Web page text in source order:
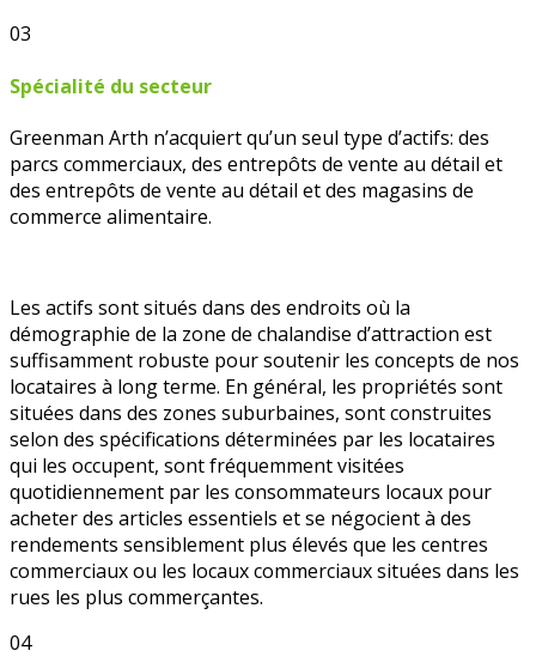
03
Spécialité du secteur
Greenman Arth n’acquiert qu’un seul type d’actifs: des
parcs commerciaux, des entrepôts de vente au détail et
des entrepôts de vente au détail et des magasins de
commerce alimentaire.
Les actifs sont situés dans des endroits où la
démographie de la zone de chalandise d’attraction est
suffisamment robuste pour soutenir les concepts de nos
locataires à long terme. En général, les propriétés sont
situées dans des zones suburbaines, sont construites
selon des spécifications déterminées par les locataires
qui les occupent, sont fréquemment visitées
quotidiennement par les consommateurs locaux pour
acheter des articles essentiels et se négocient à des
rendements sensiblement plus élevés que les centres
commerciaux ou les locaux commerciaux situées dans les
rues les plus commerçantes.
04